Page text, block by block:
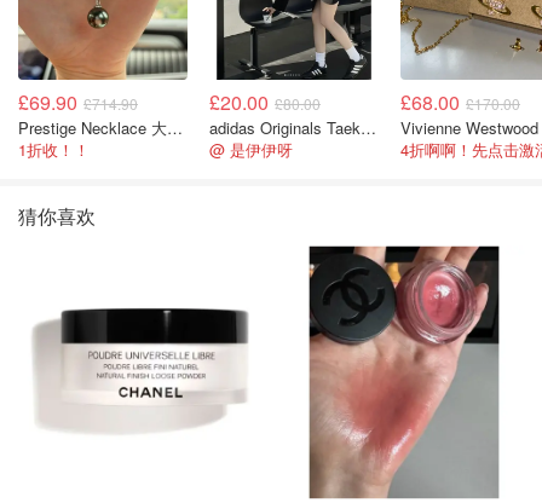
£69.90 £714.90
Prestige Necklace 大溪地珍珠项链 10-11mm
1折收！！
£20.00 £80.00
adidas Originals Taekwondo 女款黑色运动鞋
@ 是伊伊呀
£68.00 £170.00
猜你喜欢